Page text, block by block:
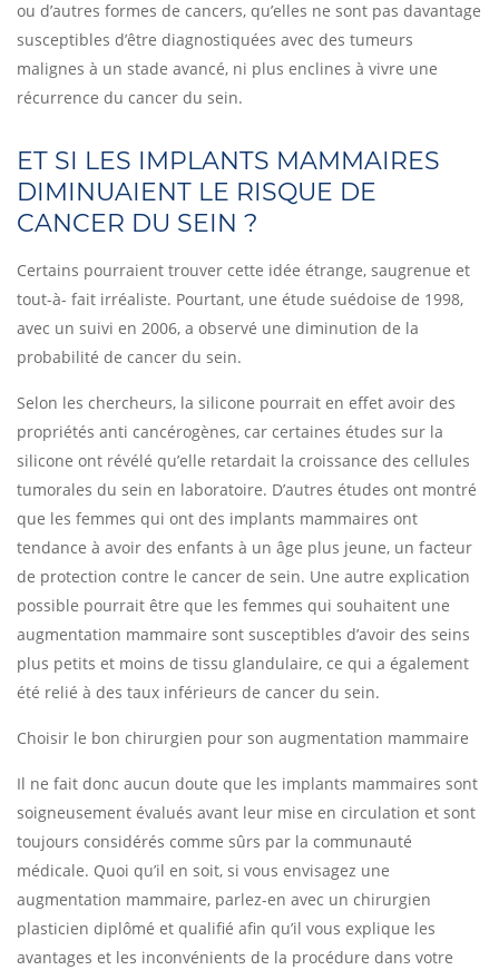
ou d’autres formes de cancers, qu’elles ne sont pas davantage
susceptibles d’être diagnostiquées avec des tumeurs
malignes à un stade avancé, ni plus enclines à vivre une
récurrence du cancer du sein.
ET SI LES IMPLANTS MAMMAIRES
DIMINUAIENT LE RISQUE DE
CANCER DU SEIN ?
Certains pourraient trouver cette idée étrange, saugrenue et
tout-à- fait irréaliste. Pourtant, une étude suédoise de 1998,
avec un suivi en 2006, a observé une diminution de la
probabilité de cancer du sein.
Selon les chercheurs, la silicone pourrait en effet avoir des
propriétés anti cancérogènes, car certaines études sur la
silicone ont révélé qu’elle retardait la croissance des cellules
tumorales du sein en laboratoire. D’autres études ont montré
que les femmes qui ont des implants mammaires ont
tendance à avoir des enfants à un âge plus jeune, un facteur
de protection contre le cancer de sein. Une autre explication
possible pourrait être que les femmes qui souhaitent une
augmentation mammaire sont susceptibles d’avoir des seins
plus petits et moins de tissu glandulaire, ce qui a également
été relié à des taux inférieurs de cancer du sein.
Choisir le bon chirurgien pour son augmentation mammaire
Il ne fait donc aucun doute que les implants mammaires sont
soigneusement évalués avant leur mise en circulation et sont
toujours considérés comme sûrs par la communauté
médicale. Quoi qu’il en soit, si vous envisagez une
augmentation mammaire, parlez-en avec un chirurgien
plasticien diplômé et qualifié afin qu’il vous explique les
avantages et les inconvénients de la procédure dans votre